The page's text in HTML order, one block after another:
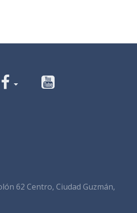
62 Centro, Ciudad Guzmán,